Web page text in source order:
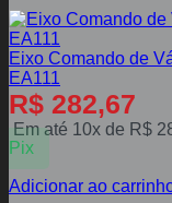
Eixo Comando de
EA111
R$ 282,67
Em até 10x de R$
Pix
Adicionar ao